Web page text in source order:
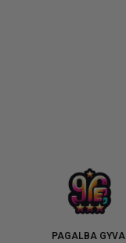
PAGALBA GYVAI